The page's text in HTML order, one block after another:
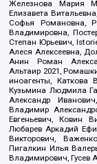
Железнова Мария
Елизавета
Софья Романовна,
Владимировна,
Степан Юрьевич,
Алеся Алексеевна,
Анин Роман
Альтаир 2021,
иноагенты, Каткова
Кузьмина Людмила
Александр
Владимир
Евгеньевич, Ковин
Любарев Аркадий
Викторович,
Пигалкин Илья
Владимирович, Гусев